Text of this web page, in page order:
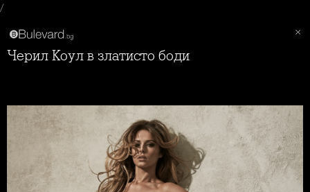
/
Черил Коул в златисто боди